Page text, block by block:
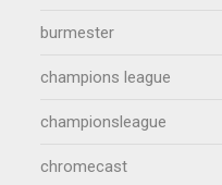
burmester
champions league
championsleague
chromecast